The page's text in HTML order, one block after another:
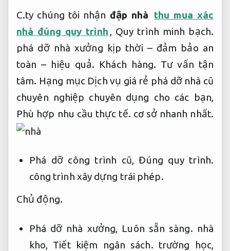
C.ty chúng tôi nhận đập nhà thu mua xác
nhà đúng quy trình , Quy trình minh bạch.
phá dỡ nhà xưởng kịp thời – đảm bảo an
toàn – hiệu quả. Khách hàng. Tư vấn tận
tâm. Hạng mục Dịch vụ giá rẻ phá dỡ nhà cũ
chuyên nghiệp chuyên dụng cho các bạn,
Phù hợp nhu cầu thực tế. cơ sở nhanh nhất.
Phá dỡ công trình cũ,Đúng quy trình.
công trình xây dựng trái phép.
Chủ động.
Phá dỡ nhà xưởng, Luôn sẵn sàng. nhà
kho, Tiết kiệm ngân sách. trường học,